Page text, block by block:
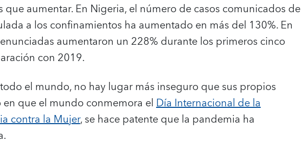
que aumentar. En Nigeria, el número de casos comunicados de
a los confinamientos ha aumentado en más del 130%. En
aumentaron un 228% durante los primeros cinco
con 2019.
el mundo, no hay lugar más inseguro que sus propios
que el mundo conmemora elDía Internacional de la
contra la Mujer, se hace patente que la pandemia ha